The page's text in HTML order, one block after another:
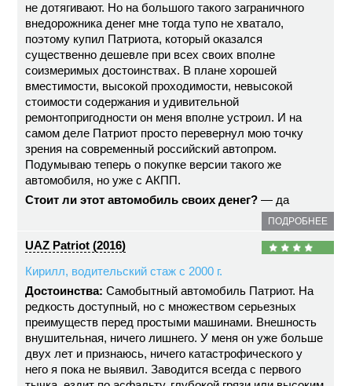
не дотягивают. Но на большого такого заграничного
внедорожника денег мне тогда тупо не хватало,
поэтому купил Патриота, который оказался
существенно дешевле при всех своих вполне
соизмеримых достоинствах. В плане хорошей
вместимости, высокой проходимости, невысокой
стоимости содержания и удивительной
ремонтопригодности он меня вполне устроил. И на
самом деле Патриот просто перевернул мою точку
зрения на современный российский автопром.
Подумываю теперь о покупке версии такого же
автомобиля, но уже с АКПП.
Стоит ли этот автомобиль своих денег? — да
ПОДРОБНЕЕ
UAZ Patriot (2016)
Кирилл, водительский стаж с 2000 г.
Достоинства: Самобытный автомобиль Патриот. На
редкость доступный, но с множеством серьезных
преимуществ перед простыми машинами. Внешность
внушительная, ничего лишнего. У меня он уже больше
двух лет и признаюсь, ничего катастрофического у
него я пока не выявил. Заводится всегда с первого